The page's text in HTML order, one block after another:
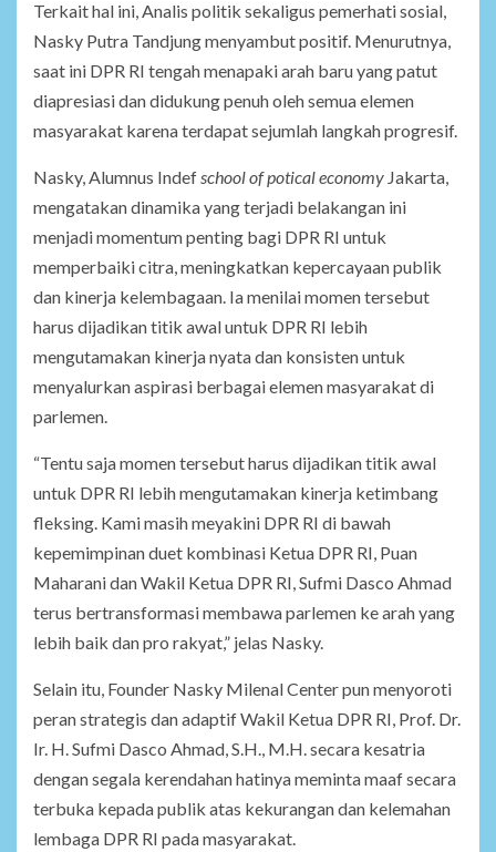
Terkait hal ini, Analis politik sekaligus pemerhati sosial,
Nasky Putra Tandjung menyambut positif. Menurutnya,
saat ini DPR RI tengah menapaki arah baru yang patut
diapresiasi dan didukung penuh oleh semua elemen
masyarakat karena terdapat sejumlah langkah progresif.
Nasky, Alumnus Indefschool of potical economy Jakarta,
mengatakan dinamika yang terjadi belakangan ini
menjadi momentum penting bagi DPR RI untuk
memperbaiki citra, meningkatkan kepercayaan publik
dan kinerja kelembagaan. Ia menilai momen tersebut
harus dijadikan titik awal untuk DPR RI lebih
mengutamakan kinerja nyata dan konsisten untuk
menyalurkan aspirasi berbagai elemen masyarakat di
parlemen.
“Tentu saja momen tersebut harus dijadikan titik awal
untuk DPR RI lebih mengutamakan kinerja ketimbang
fleksing. Kami masih meyakini DPR RI di bawah
kepemimpinan duet kombinasi Ketua DPR RI, Puan
Maharani dan Wakil Ketua DPR RI, Sufmi Dasco Ahmad
terus bertransformasi membawa parlemen ke arah yang
lebih baik dan pro rakyat,” jelas Nasky.
Selain itu, Founder Nasky Milenal Center pun menyoroti
peran strategis dan adaptif Wakil Ketua DPR RI, Prof. Dr.
Ir. H. Sufmi Dasco Ahmad, S.H., M.H. secara kesatria
dengan segala kerendahan hatinya meminta maaf secara
terbuka kepada publik atas kekurangan dan kelemahan
lembaga DPR RI pada masyarakat.